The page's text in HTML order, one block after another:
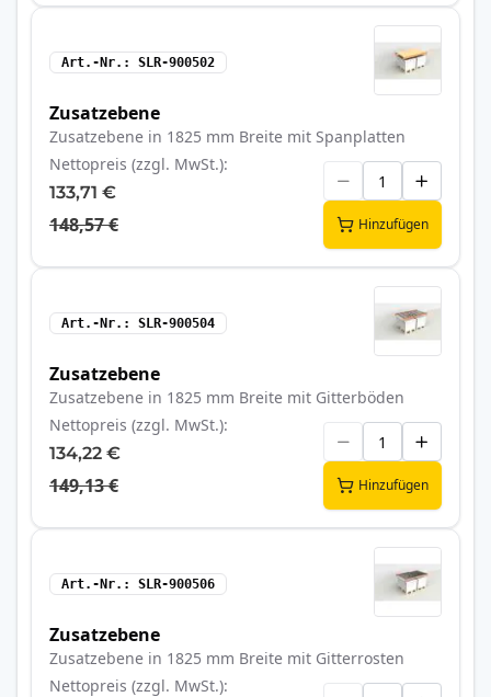
Art.-Nr. SLR-900502
Zusatzebene
Zusatzebene in 1825 mm Breite mit Spanplatten
Nettopreis (zzgl. MwSt.)
133,71 €
148,57 € Hinzufügen
Art.-Nr. SLR-900504
Zusatzebene
Zusatzebene in 1825 mm Breite mit Gitterböden
Nettopreis (zzgl. MwSt.)
134,22 €
149,13 € Hinzufügen
Art.-Nr. SLR-900506
Zusatzebene
Zusatzebene in 1825 mm Breite mit Gitterrosten
Nettopreis (zzgl. MwSt.)